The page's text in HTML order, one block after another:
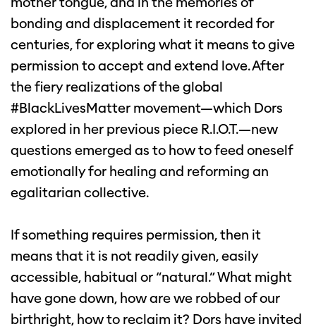
bonding and displacement it recorded for
centuries, for exploring what it means to give
permission to accept and extend love. After
the fiery realizations of the global
#BlackLivesMatter movement—which Dors
explored in her previous piece R.I.O.T.—new
questions emerged as to how to feed oneself
emotionally for healing and reforming an
egalitarian collective.
If something requires permission, then it
means that it is not readily given, easily
accessible, habitual or “natural.” What might
have gone down, how are we robbed of our
birthright, how to reclaim it? Dors have invited